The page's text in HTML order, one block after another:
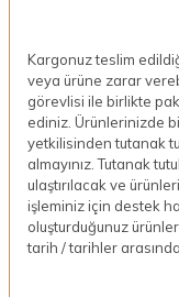
Kargonuz teslim
veya ürüne zarar
görevlisi ile birlikte
ediniz. Ürünlerinizde
yetkilisinden tutanak
almayınız. Tutanak
ulaştırılacak ve
işleminiz için destek
oluşturduğunuz
tarih / tarihler